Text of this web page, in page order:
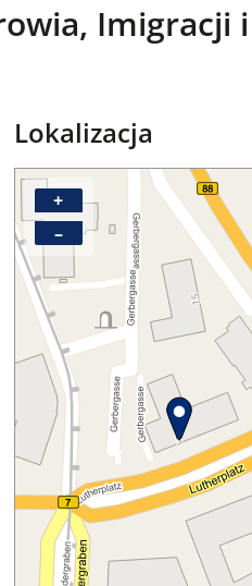
Imigracji i
Lokalizacja
+
–